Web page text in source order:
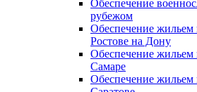
Обеспечение
рубежом
Обеспечение
Ростове на Дону
Обеспечение
Самаре
Обеспечение